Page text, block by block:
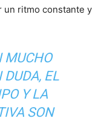
un ritmo constante y
MUCHO
EL
Y LA
SON